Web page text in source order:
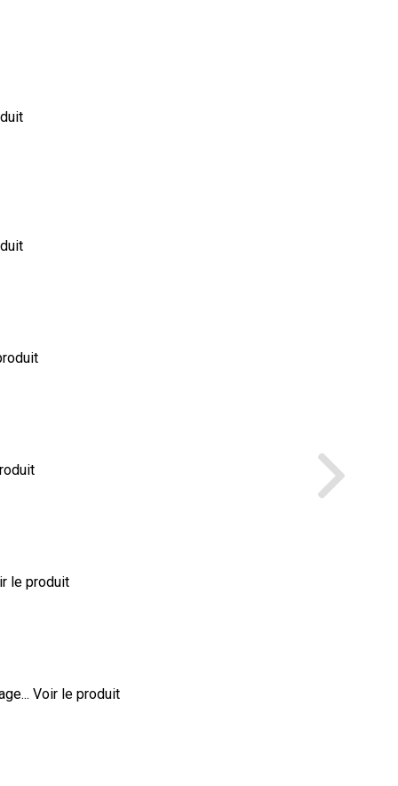
le produit
Voir le produit